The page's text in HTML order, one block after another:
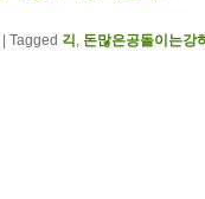
| Tagged 긱 돈많은공돌이는강